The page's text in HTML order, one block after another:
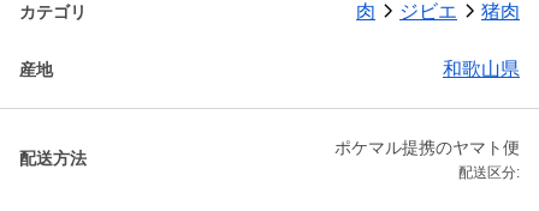
カテゴリ 肉 ジビエ 猪肉
産地 和歌山県
配送方法
ポケマル提携のヤマト便
配送区分: